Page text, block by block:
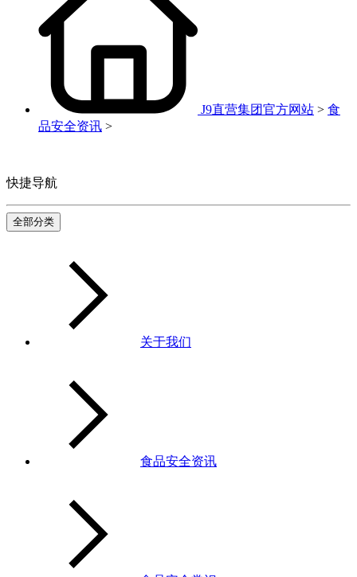
J9直营集团官方网站 > 食
品安全资讯 >
快捷导航
全部分类
关于我们
食品安全资讯